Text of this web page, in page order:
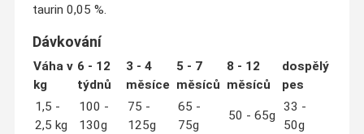
taurin 0,05 %.
Dávkování
Váha v
kg
6 - 12
týdnů
3 - 4
měsíce
5 - 7
měsíců
8 - 12
měsíců
dospělý
pes
1,5 -
2,5 kg
100 -
130g
75 -
125g
65 -
75g
50 - 65g
33 -
50g